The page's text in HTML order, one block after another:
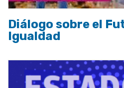
Diálogo sobre el
Igualdad